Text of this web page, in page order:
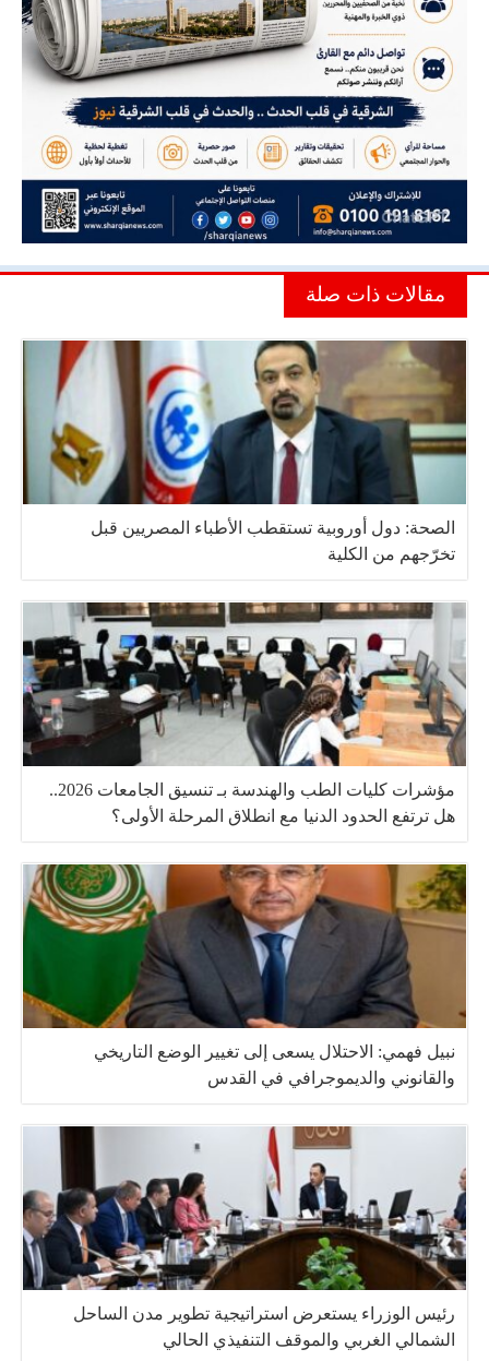
مقالات ذات صلة
الصحة: دول أوروبية تستقطب الأطباء المصريين قبل
تخرّجهم من الكلية
مؤشرات كليات الطب والهندسة بـ تنسيق الجامعات 2026..
هل ترتفع الحدود الدنيا مع انطلاق المرحلة الأولى؟
نبيل فهمي: الاحتلال يسعى إلى تغيير الوضع التاريخي
والقانوني والديموجرافي في القدس
رئيس الوزراء يستعرض استراتيجية تطوير مدن الساحل
الشمالي الغربي والموقف التنفيذي الحالي